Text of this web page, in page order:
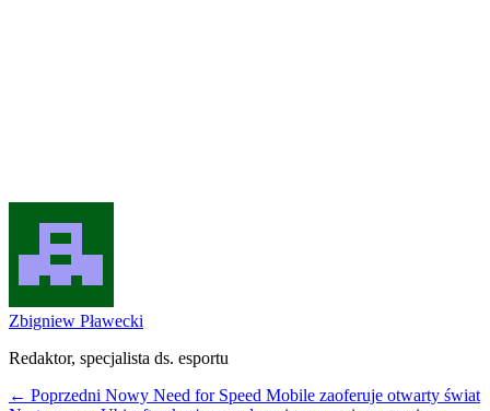
Zbigniew Pławecki
Redaktor, specjalista ds. esportu
← Poprzedni Nowy Need for Speed Mobile zaoferuje otwarty świat